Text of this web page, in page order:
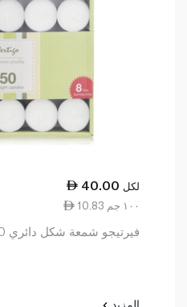
40.00 لكل
10.83 ١٠٠ جم
فيرتيجو شمعة شكل دائري 50 قطعة